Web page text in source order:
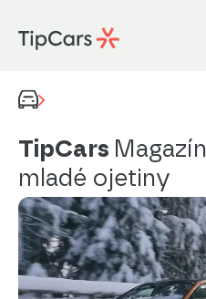
TipCars Magazín
mladé ojetiny